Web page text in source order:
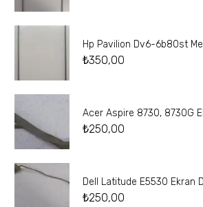
Hp Pavilion Dv6-6b80st
₺350,00
Acer Aspire 8730, 8730G
₺250,00
Dell Latitude E5530 Ekran
₺250,00